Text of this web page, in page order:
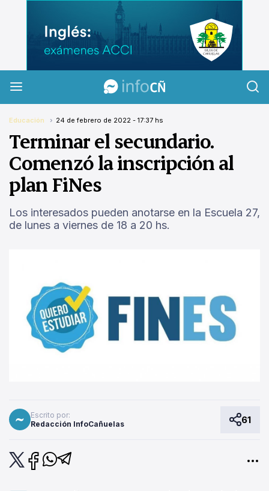
InfoCañuelas
Educación 24 de febrero de 2022 - 17:37 hs
Terminar el secundario.
Comenzó la inscripción al
plan FiNes
Los interesados pueden anotarse en la Escuela 27,
de lunes a viernes de 18 a 20 hs.
Escrito por:
Redacción InfoCañuelas
61